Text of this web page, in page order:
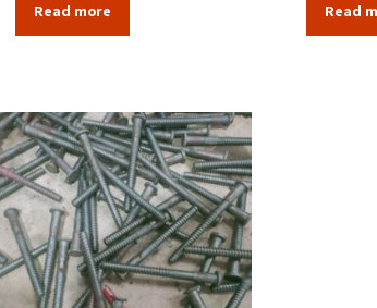
Read more Read